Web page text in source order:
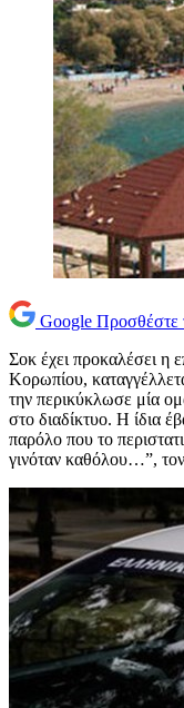
Google Προσθέστε
Σοκ έχει προκαλέσει η
Κορωπίου,
την περικύκλωσε μία
στο διαδίκτυο. Η ίδια
παρόλο που το
γινόταν καθόλου…”,